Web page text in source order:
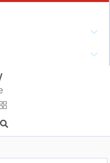
Szukaj